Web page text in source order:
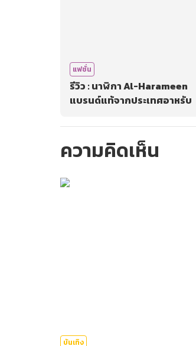
แฟชั่น
รีวิว : นาฬิกา Al-Harameen
แบรนด์แท้จากประเทศอาหรับ
ความคิดเห็น
บันเทิง